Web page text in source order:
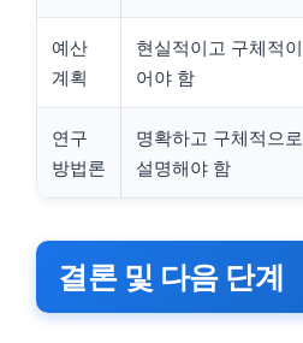
예산
계획
현실적이고 구체적이
어야 함
연구
방법론
명확하고 구체적으로
설명해야 함
결론 및 다음 단계